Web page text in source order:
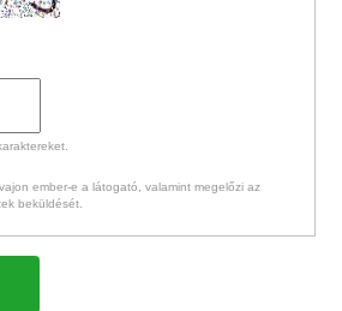
ember-e a látogató, valamint megelőzi az
beküldését.